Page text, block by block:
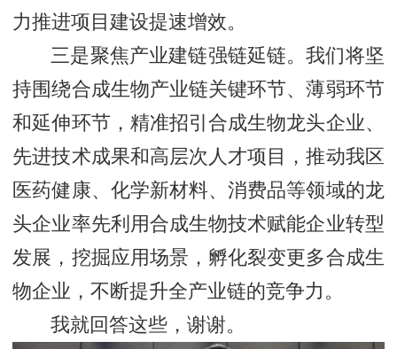
力推进项目建设提速增效。
三是聚焦产业建链强链延链。我们将坚
持围绕合成生物产业链关键环节、薄弱环节
和延伸环节，精准招引合成生物龙头企业、
先进技术成果和高层次人才项目，推动我区
医药健康、化学新材料、消费品等领域的龙
头企业率先利用合成生物技术赋能企业转型
发展，挖掘应用场景，孵化裂变更多合成生
物企业，不断提升全产业链的竞争力。
我就回答这些，谢谢。